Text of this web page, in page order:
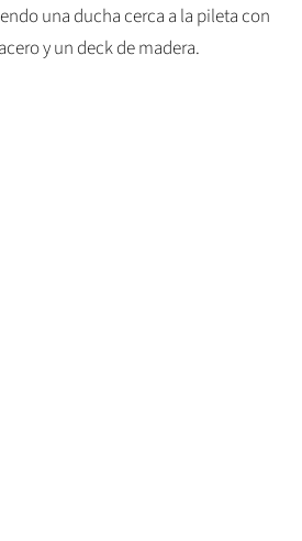
una ducha cerca a la pileta con
yun deck de madera.